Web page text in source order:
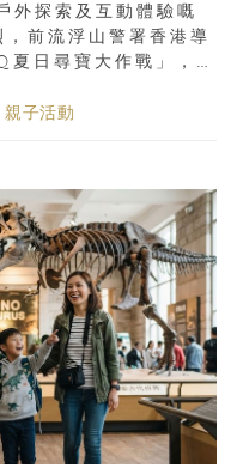
外探索及互動體驗嘅
前流浮山警署香港導
日尋寶大作戰」，家
親子活動